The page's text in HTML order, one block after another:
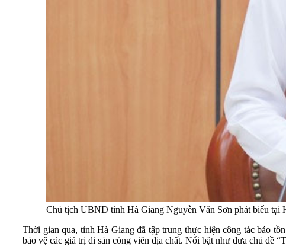
Chủ tịch UBND tỉnh Hà Giang Nguyễn Văn Sơn phát biểu tại
Thời gian qua, tỉnh Hà Giang đã tập trung thực hiện công tác bảo
bảo vệ các giá trị di sản công viên địa chất. Nổi bật như đưa chủ đề